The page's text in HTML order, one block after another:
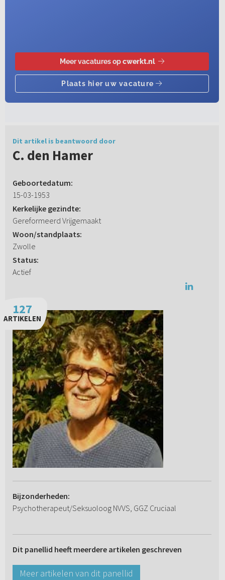
Dit artikel is beantwoord door
C. den Hamer
Geboortedatum:
15-03-1953
Kerkelijke gezindte:
Gereformeerd Vrijgemaakt
Woon/standplaats:
Zwolle
Status:
Actief
127
ARTIKELEN
Bijzonderheden:
Psychotherapeut/Seksuoloog NVVS, GGZ Cruciaal
Dit panellid heeft meerdere artikelen geschreven
Meer artikelen van dit panellid